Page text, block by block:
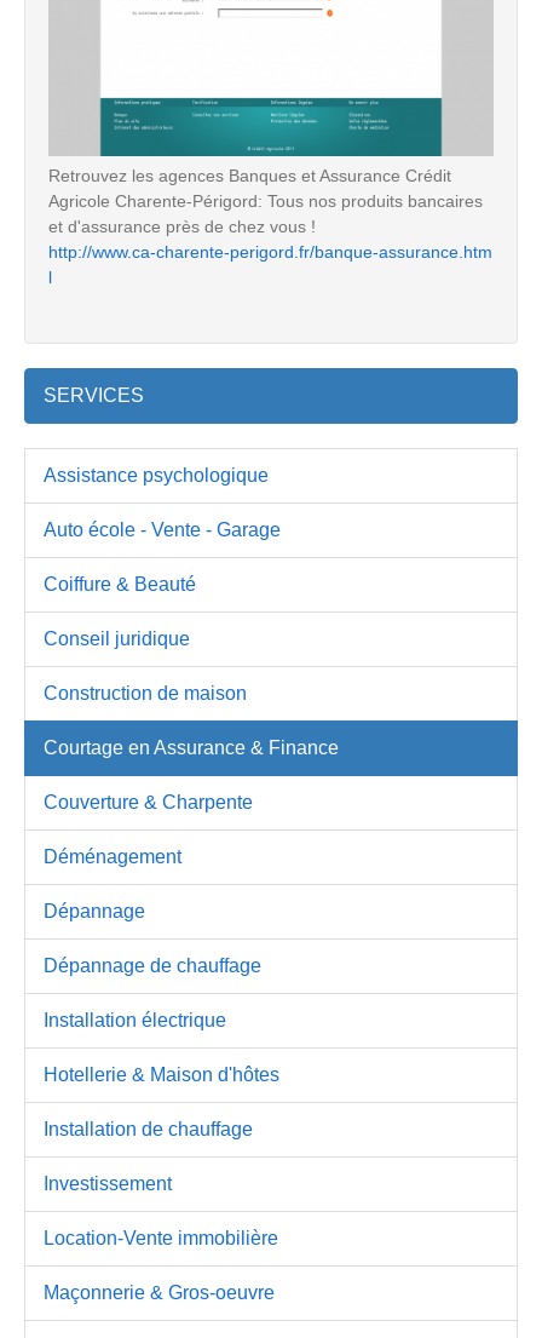
Retrouvez les agences Banques et Assurance Crédit
Agricole Charente-Périgord: Tous nos produits bancaires
et d'assurance près de chez vous !
http://www.ca-charente-perigord.fr/banque-assurance.htm
l
SERVICES
Assistance psychologique
Auto école - Vente - Garage
Coiffure & Beauté
Conseil juridique
Construction de maison
Courtage en Assurance & Finance
Couverture & Charpente
Déménagement
Dépannage
Dépannage de chauffage
Installation électrique
Hotellerie & Maison d'hôtes
Installation de chauffage
Investissement
Location-Vente immobilière
Maçonnerie & Gros-oeuvre